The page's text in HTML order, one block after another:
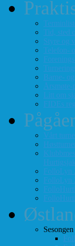
Tid, sted
Styre og
Telefon-
Barne-
Årsmøte-
Litt om
FIDEs
Vårt
FolloLyn
FolloLyn